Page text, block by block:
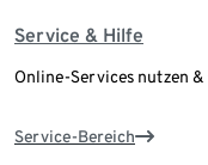
Service & Hilfe
Online-Services nutzen
Service-Bereich